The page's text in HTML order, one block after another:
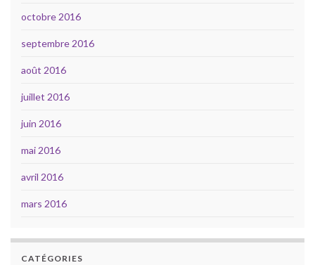
octobre 2016
septembre 2016
août 2016
juillet 2016
juin 2016
mai 2016
avril 2016
mars 2016
CATÉGORIES